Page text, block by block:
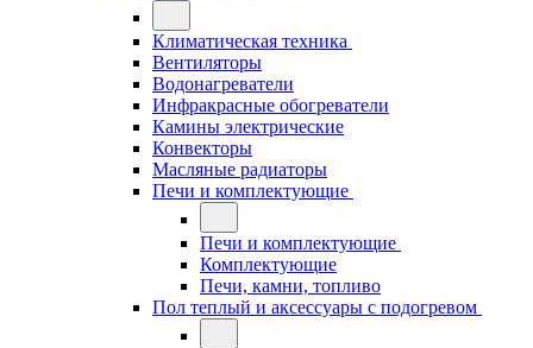
Климатическая техника
Вентиляторы
Водонагреватели
Инфракрасные обогреватели
Камины электрические
Конвекторы
Масляные радиаторы
Печи и комплектующие
Печи и комплектующие
Комплектующие
Печи, камни, топливо
Пол теплый и аксессуары с подогревом